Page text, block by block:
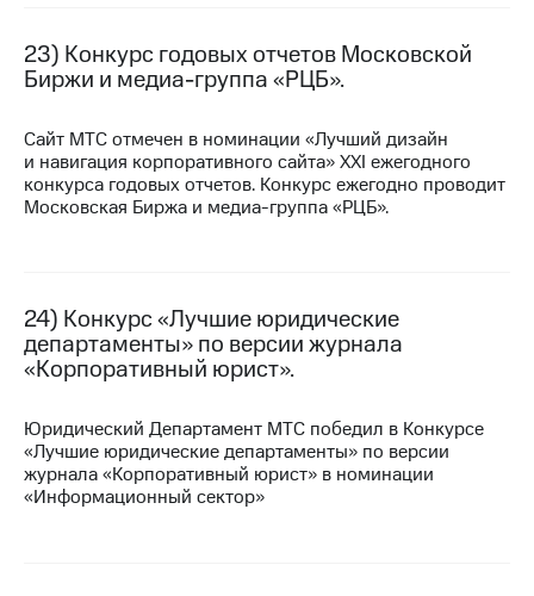
23) Конкурс годовых отчетов Московской
Биржи и медиа-группа «РЦБ».
Сайт МТС отмечен в номинации «Лучший дизайн
и навигация корпоративного сайта» XXI ежегодного
конкурса годовых отчетов. Конкурс ежегодно проводит
Московская Биржа и медиа-группа «РЦБ».
24) Конкурс «Лучшие юридические
департаменты» по версии журнала
«Корпоративный юрист».
Юридический Департамент МТС победил в Конкурсе
«Лучшие юридические департаменты» по версии
журнала «Корпоративный юрист» в номинации
«Информационный сектор»